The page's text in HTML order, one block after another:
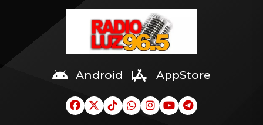
en la nota.
Android AppStore